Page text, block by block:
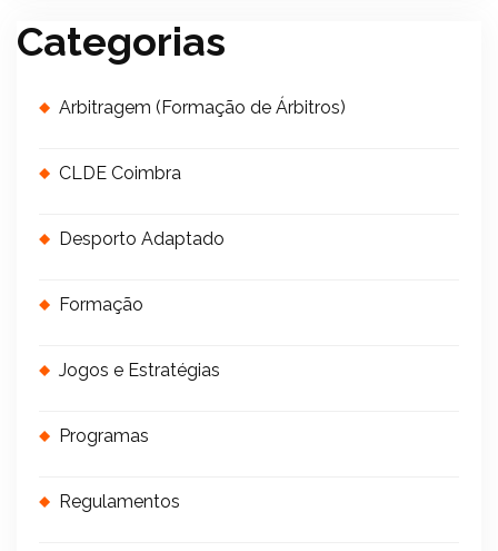
Categorias
Arbitragem (Formação de Árbitros)
CLDE Coimbra
Desporto Adaptado
Formação
Jogos e Estratégias
Programas
Regulamentos